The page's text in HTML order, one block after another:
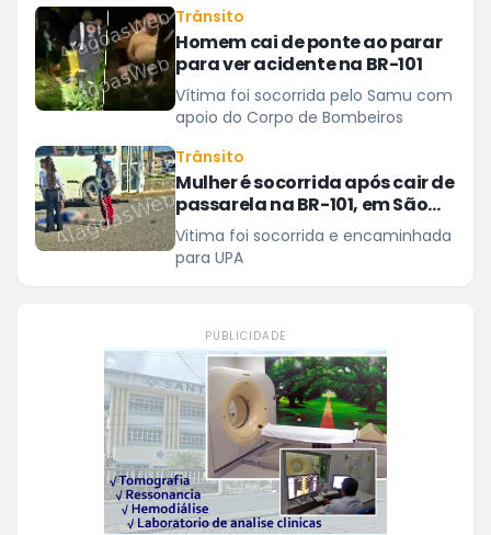
Trânsito
Homem cai de ponte ao parar
para ver acidente na BR-101
Vítima foi socorrida pelo Samu com
apoio do Corpo de Bombeiros
Trânsito
Mulher é socorrida após cair de
passarela na BR-101, em São
Miguel dos Campos
Vitima foi socorrida e encaminhada
para UPA
PUBLICIDADE